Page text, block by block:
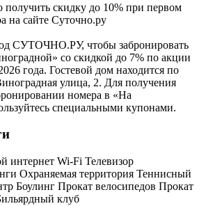
скидку до 10% при первом
на сайте Суточно.ру
СУТОЧНО.РУ, чтобы забронировать
со скидкой до 7% по акции
года. Гостевой дом находится по
улица, 2. Для получения
номера в «На
специальными купонами.
интернет Wi-Fi Телевизор
Охраняемая территория Теннисный
Боулинг Прокат велосипедов Прокат
клуб